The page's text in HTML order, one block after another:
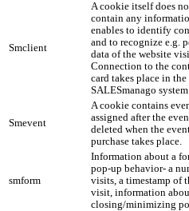
Smclient
A cookie itself does
contain any
enables to identify
and to recognize e.g.
data of the website
Connection to the
card takes place in the
SALESmanago
Smevent
A cookie contains
assigned after the
deleted when the
purchase takes place.
smform
Information about a
pop-up behavior- a
visits, a timestamp of
visit, information
closing/minimizing